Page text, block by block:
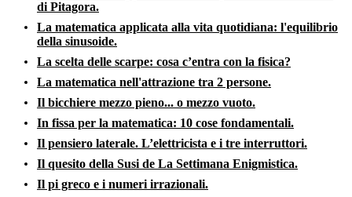
di Pitagora.
La matematica applicata alla vita quotidiana: l'equilibrio
della sinusoide.
La scelta delle scarpe: cosa c’entra con la fisica?
La matematica nell'attrazione tra 2 persone.
Il bicchiere mezzo pieno... o mezzo vuoto.
In fissa per la matematica: 10 cose fondamentali.
Il pensiero laterale. L’elettricista e i tre interruttori.
Il quesito della Susi de La Settimana Enigmistica.
Il pi greco e i numeri irrazionali.